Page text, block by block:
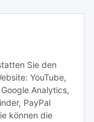
Sie den
YouTube,
Analytics,
PayPal
können die